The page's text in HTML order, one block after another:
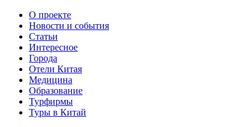
О проекте
Новости и события
Статьи
Интересное
Города
Отели Китая
Медицина
Образование
Турфирмы
Туры в Китай